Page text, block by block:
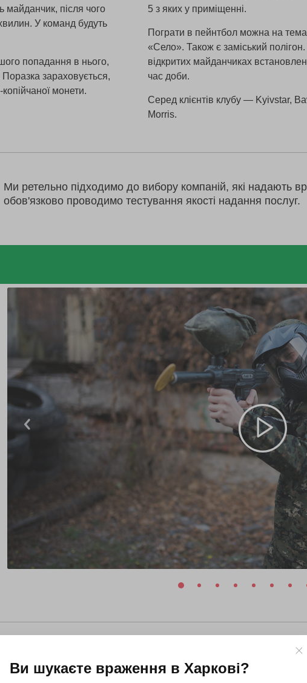
майданчик, після чого
У команд будуть
попадання в нього,
зараховується,
монети.
5 з яких у приміщенні.
Пограти в пейнтбол можна на
«Село». Також є заміський
відкритих майданчиках
час доби.
Серед клієнтів клубу — Kyivstar,
Morris.
Ми ретельно підходимо до вибору компаній, які надають
обов'язково проводимо тестування якості надання послуг.
Ви шукаєте враження в Харкові?